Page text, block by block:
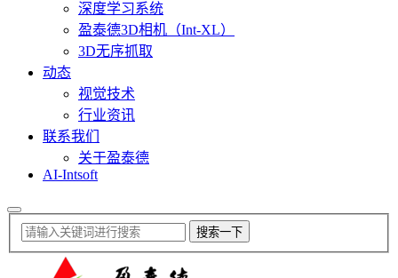
深度学习系统
盈泰德3D相机（Int-XL）
3D无序抓取
动态
视觉技术
行业资讯
联系我们
关于盈泰德
AI-Intsoft